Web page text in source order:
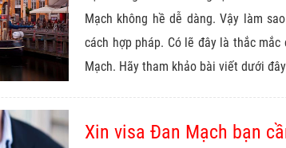
Mạch không hề dễ dàng. Vậy làm
cách hợp pháp. Có lẽ đây là thắc
Mạch. Hãy tham khảo bài viết dưới
Xin visa Đan Mạch bạn